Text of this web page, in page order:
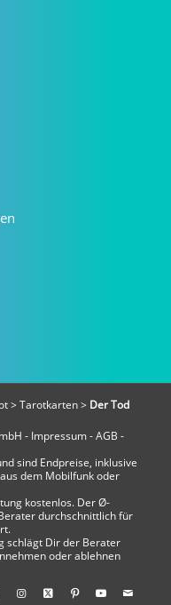
> Tarotkarten> Der Tod
- Impressum-AGB -
sind Endpreise, inklusive
dem Mobilfunk oder
kostenlos. Der Ø-
durchschnittlich für
schlägt Dir der Berater
oder ablehnen